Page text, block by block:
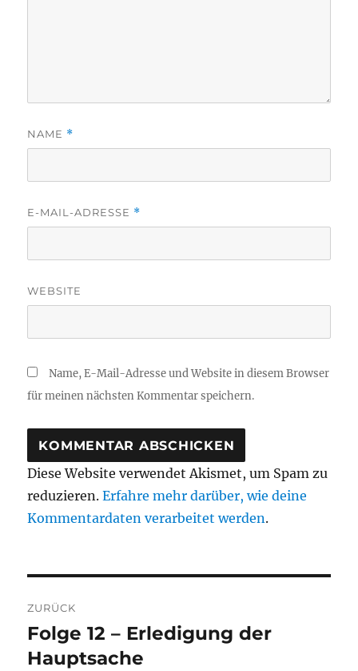
NAME *
E-MAIL-ADRESSE *
WEBSITE
Name, E-Mail-Adresse und Website in diesem Browser
für meinen nächsten Kommentar speichern.
Diese Website verwendet Akismet, um Spam zu
reduzieren.Erfahre mehr darüber, wie deine
Kommentardaten verarbeitet werden.
ZURÜCK
Vorheriger
Beitrag:
Folge 12 – Erledigung der
Hauptsache